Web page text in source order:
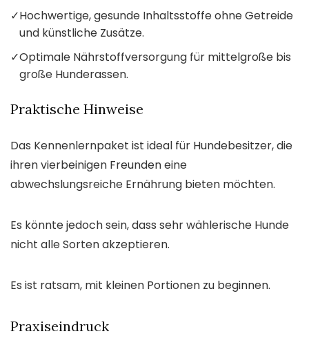
✓Hochwertige, gesunde Inhaltsstoffe ohne Getreide
und künstliche Zusätze.
✓Optimale Nährstoffversorgung für mittelgroße bis
große Hunderassen.
Praktische Hinweise
Das Kennenlernpaket ist ideal für Hundebesitzer, die
ihren vierbeinigen Freunden eine
abwechslungsreiche Ernährung bieten möchten.
Es könnte jedoch sein, dass sehr wählerische Hunde
nicht alle Sorten akzeptieren.
Es ist ratsam, mit kleinen Portionen zu beginnen.
Praxiseindruck